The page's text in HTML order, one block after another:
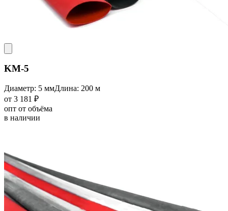
KM-5
Диаметр: 5 ммДлина: 200 м
от 3 181 ₽
опт от объёма
в наличии